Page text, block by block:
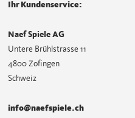
Ihr Kundenservice:
Naef Spiele AG
Untere Brühlstrasse 11
4800 Zofingen
Schweiz
info@naefspiele.ch